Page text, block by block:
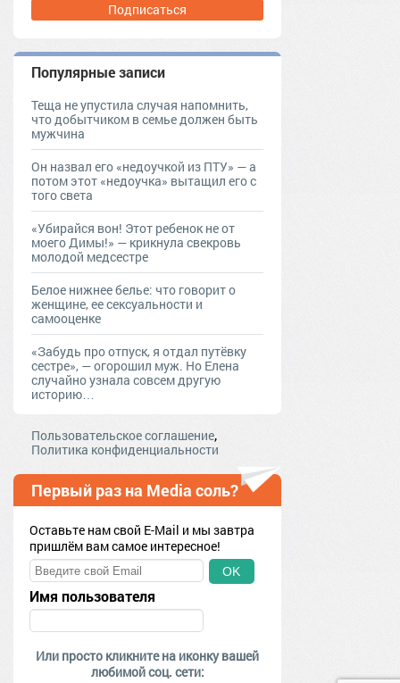
Подписаться
Популярные записи
Теща не упустила случая напомнить,
что добытчиком в семье должен быть
мужчина
Он назвал его «недоучкой из ПТУ» — а
потом этот «недоучка» вытащил его с
того света
«Убирайся вон! Этот ребенок не от
моего Димы!» — крикнула свекровь
молодой медсестре
Белое нижнее белье: что говорит о
женщине, ее сексуальности и
самооценке
«Забудь про отпуск, я отдал путёвку
сестре», — огорошил муж. Но Елена
случайно узнала совсем другую
историю…
Пользовательское соглашение,
Политика конфиденциальности
Первый раз на Media соль?
Оставьте нам свой E-Mail и мы завтра
пришлём вам самое интересное!
OK
Имя пользователя
Или просто кликните на иконку вашей
любимой соц. сети: